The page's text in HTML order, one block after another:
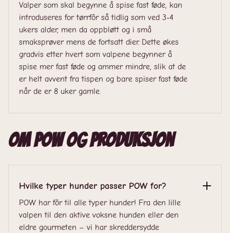
Valper som skal begynne å spise fast føde, kan
introduseres for tørrfôr så tidlig som ved 3-4
ukers alder, men da oppbløtt og i små
smaksprøver mens de fortsatt dier. Dette økes
gradvis etter hvert som valpene begynner å
spise mer fast føde og ammer mindre, slik at de
er helt avvent fra tispen og bare spiser fast føde
når de er 8 uker gamle.
Om POW og produksjon
Hvilke typer hunder passer POW for?
POW har fôr til alle typer hunder! Fra den lille
valpen til den aktive voksne hunden eller den
eldre gourmeten – vi har skreddersydde